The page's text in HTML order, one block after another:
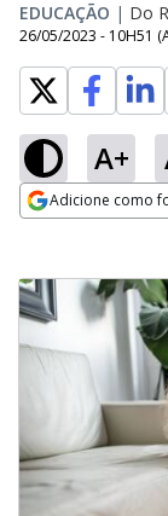
EDUCAÇÃO | Do
26/05/2023 - 10H51
A+
Adicione como